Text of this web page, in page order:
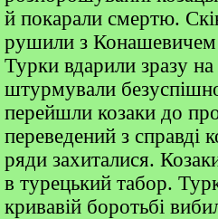
й покарали смертю.
рушили з
Турки вдарили зразу на
штурмували
перейшли козаки до
переведений з справді
ряди захиталися.
в турецький табор.
кривавій боротьбі